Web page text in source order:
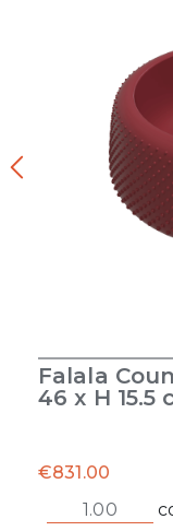
Falala
46 x H 15.5
€831.00